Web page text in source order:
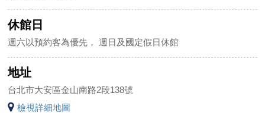
休館日
週六以預約客為優先， 週日及國定假日休館
地址
台北市大安區金山南路2段138號
檢視詳細地圖